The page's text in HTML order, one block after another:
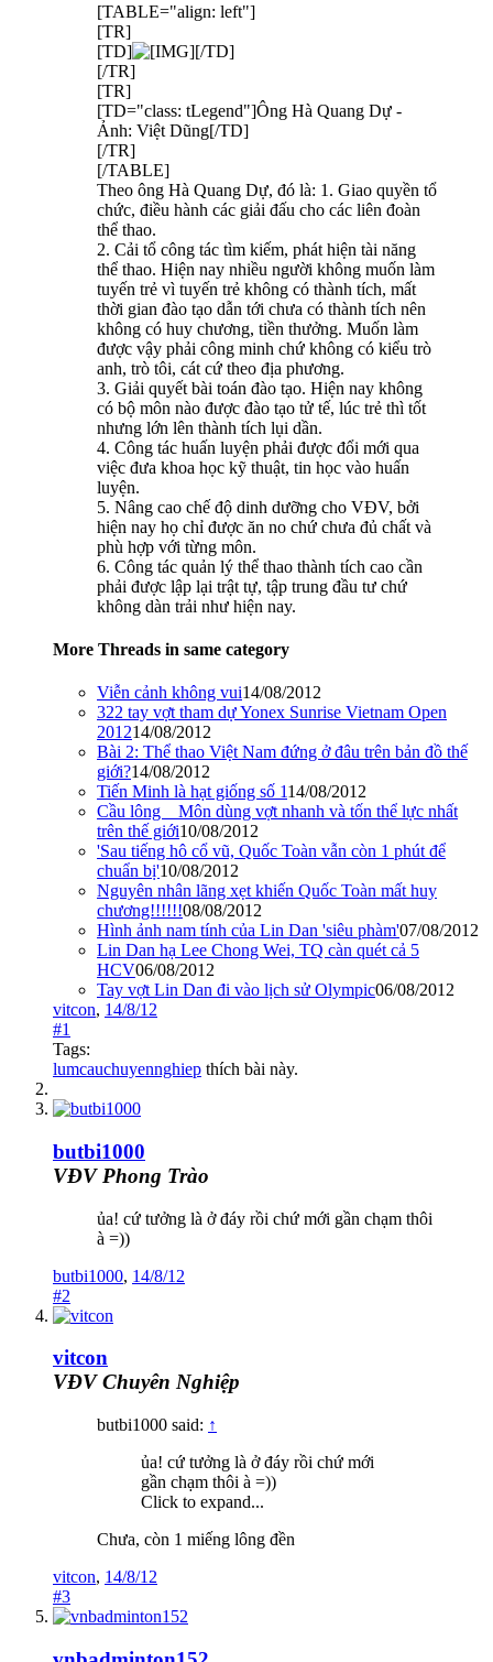
[TABLE="align: left"]
[TR]
[TD]
[/TD]
[/TR]
[TR]
[TD="class: tLegend"]Ông Hà Quang Dự -
Ảnh: Việt Dũng[/TD]
[/TR]
[/TABLE]
Theo ông Hà Quang Dự, đó là: 1. Giao quyền tổ
chức, điều hành các giải đấu cho các liên đoàn
thể thao.
2. Cải tổ công tác tìm kiếm, phát hiện tài năng
thể thao. Hiện nay nhiều người không muốn làm
tuyến trẻ vì tuyến trẻ không có thành tích, mất
thời gian đào tạo dẫn tới chưa có thành tích nên
không có huy chương, tiền thưởng. Muốn làm
được vậy phải công minh chứ không có kiểu trò
anh, trò tôi, cát cứ theo địa phương.
3. Giải quyết bài toán đào tạo. Hiện nay không
có bộ môn nào được đào tạo tử tế, lúc trẻ thì tốt
nhưng lớn lên thành tích lụi dần.
4. Công tác huấn luyện phải được đổi mới qua
việc đưa khoa học kỹ thuật, tin học vào huấn
luyện.
5. Nâng cao chế độ dinh dưỡng cho VĐV, bởi
hiện nay họ chỉ được ăn no chứ chưa đủ chất và
phù hợp với từng môn.
6. Công tác quản lý thể thao thành tích cao cần
phải được lập lại trật tự, tập trung đầu tư chứ
không dàn trải như hiện nay.
More Threads in same category
Viễn cảnh không vui14/08/2012
322 tay vợt tham dự Yonex Sunrise Vietnam Open
201214/08/2012
Bài 2: Thể thao Việt Nam đứng ở đâu trên bản đồ thế
giới?14/08/2012
Tiến Minh là hạt giống số 114/08/2012
Cầu lông _ Môn dùng vợt nhanh và tốn thể lực nhất
trên thế giới10/08/2012
'Sau tiếng hô cổ vũ, Quốc Toàn vẫn còn 1 phút để
chuẩn bị'10/08/2012
Nguyên nhân lãng xẹt khiến Quốc Toàn mất huy
chương!!!!!!08/08/2012
Hình ảnh nam tính của Lin Dan 'siêu phàm'07/08/2012
Lin Dan hạ Lee Chong Wei, TQ càn quét cả 5
HCV06/08/2012
Tay vợt Lin Dan đi vào lịch sử Olympic06/08/2012
vitcon, 14/8/12
#1
Tags:
lumcauchuyennghiep thích bài này.
butbi1000
VĐV Phong Trào
ủa! cứ tưởng là ở đáy rồi chứ mới gần chạm thôi
à =))
butbi1000, 14/8/12
#2
vitcon
VĐV Chuyên Nghiệp
butbi1000 said: ↑
ủa! cứ tưởng là ở đáy rồi chứ mới
gần chạm thôi à =))
Click to expand...
Chưa, còn 1 miếng lông đền
vitcon, 14/8/12
#3